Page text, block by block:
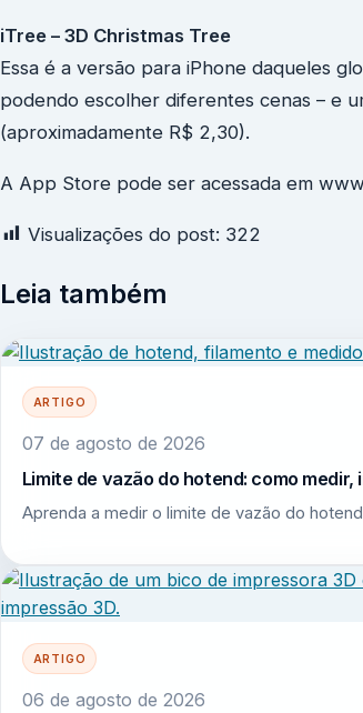
iTree – 3D Christmas Tree
Essa é a versão para iPhone daqueles
podendo escolher diferentes cenas – e
(aproximadamente R$ 2,30).
A App Store pode ser acessada em
Visualizações do post: 322
Leia também
ARTIGO
07 de agosto de 2026
Limite de vazão do hotend: como
Aprenda a medir o limite de vazão do
ARTIGO
06 de agosto de 2026